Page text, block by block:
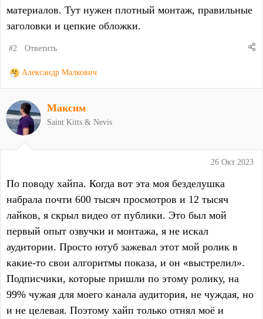
материалов. Тут нужен плотный монтаж, правильные
заголовки и цепкие обложки.
#2 Ответить
Р
к
ц
и
Александр Малкович
26 Окт 2023
По поводу хайпа. Когда вот эта моя безделушка
набрала почти 600 тысяч просмотров и 12 тысяч
лайков, я скрыл видео от публики. Это был мой
первый опыт озвучки и монтажа, я не искал
аудитории. Просто ютуб зажевал этот мой ролик в
какие-то свои алгоритмы показа, и он «выстрелил».
Подписчики, которые пришли по этому ролику, на
99% чужая для моего канала аудитория, не чуждая, но
и не целевая. Поэтому хайп только отнял моё и
Максим
Saint Kitts & Nevis